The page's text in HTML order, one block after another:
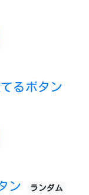
るボタン
ン ランダム